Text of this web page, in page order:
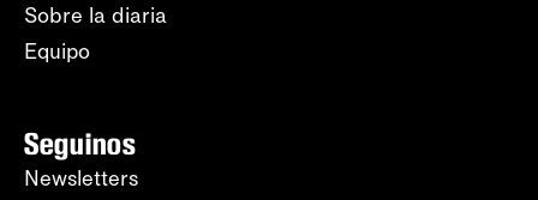
Sobre la diaria
Equipo
Seguinos
Newsletters